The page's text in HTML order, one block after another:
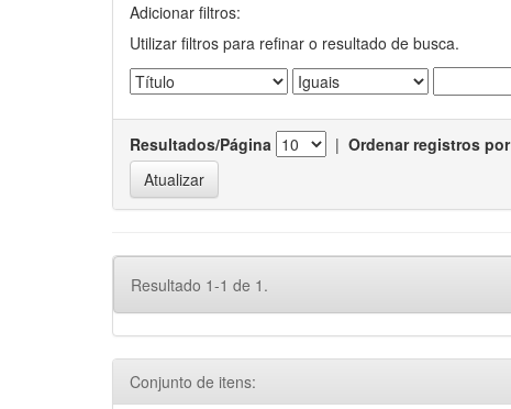
Adicionar filtros:
Utilizar filtros para refinar o resultado de busca.
Resultados/Página | Ordenar registros por
Resultado 1-1 de 1.
Conjunto de itens: